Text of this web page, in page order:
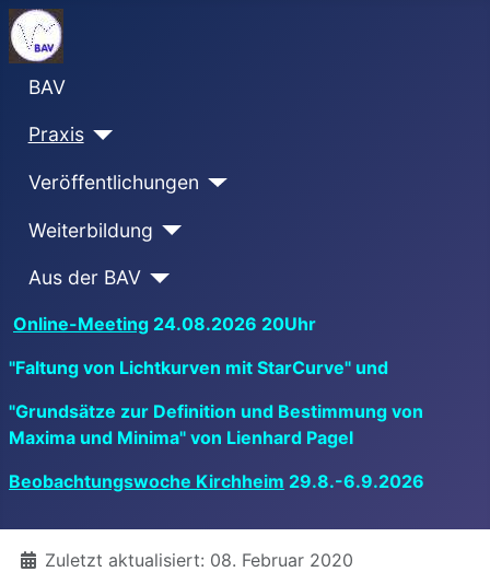
BAV
Praxis
Veröffentlichungen
Weiterbildung
Aus der BAV
Online-Meeting 24.08.2026 20Uhr
"Faltung von Lichtkurven mit StarCurve" und
"Grundsätze zur Definition und Bestimmung von
Maxima und Minima" von Lienhard Pagel
Beobachtungswoche Kirchheim 29.8.-6.9.2026
DetailsZuletzt aktualisiert: 08. Februar 2020